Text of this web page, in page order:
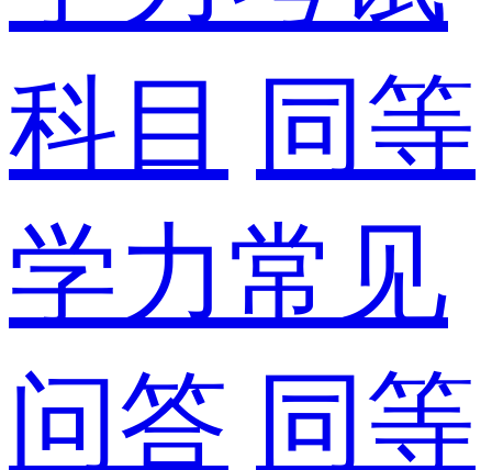
科目
同等
学力常见
问答 同等